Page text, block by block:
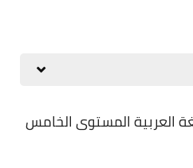
العربية المستوى الخامس